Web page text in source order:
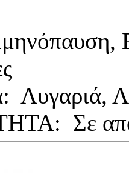
Λυγαριά,
Σε